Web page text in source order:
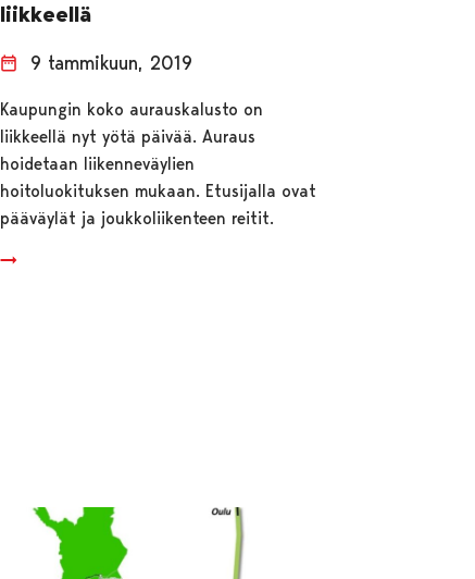
liikkeellä
9 tammikuun, 2019
Kaupungin koko aurauskalusto on
liikkeellä nyt yötä päivää. Auraus
hoidetaan liikenneväylien
hoitoluokituksen mukaan. Etusijalla ovat
pääväylät ja joukkoliikenteen reitit.